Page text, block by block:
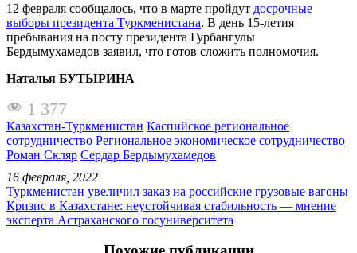
12 февраля сообщалось, что в марте пройдут досрочные
выборы президента Туркменистана. В день 15-летия
пребывания на посту президента Гурбангулы
Бердымухамедов заявил, что готов сложить полномочия.
Наталья БУТЫРИНА
1 377
Казахстан-Туркменистан Каспийское региональное
сотрудничество Региональное экономическое сотрудничество
Роман Скляр Сердар Бердымухамедов
16 февраля, 2022
Туркменистан увеличил заказ на российские грузовые вагоны
Кризис в Казахстане: неустойчивая стабильность — мнение
эксперта Астраханского госуниверситета